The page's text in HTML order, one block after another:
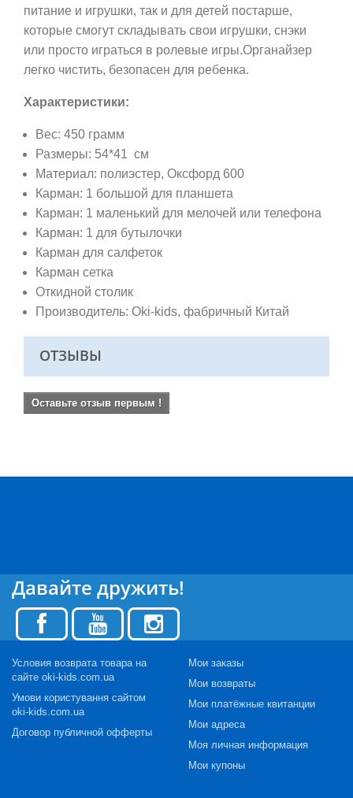
питание и игрушки, так и для детей постарше,
которые смогут складывать свои игрушки, снэки
или просто играться в ролевые игры.Органайзер
легко чистить, безопасен для ребенка.
Характеристики:
Вес: 450 грамм
Размеры: 54*41 см
Материал: полиэстер, Оксфорд 600
Карман: 1 большой для планшета
Карман: 1 маленький для мелочей или телефона
Карман: 1 для бутылочки
Карман для салфеток
Карман сетка
Откидной столик
Производитель: Oki-kids, фабричный Китай
ОТЗЫВЫ
Оставьте отзыв первым !
Давайте дружить!
Условия возврата товара на
сайте oki-kids.com.ua
Умови користування сайтом
oki-kids.com.ua
Договор публичной офферты
Мои заказы
Мои возвраты
Мои платёжные квитанции
Мои адреса
Моя личная информация
Мои купоны